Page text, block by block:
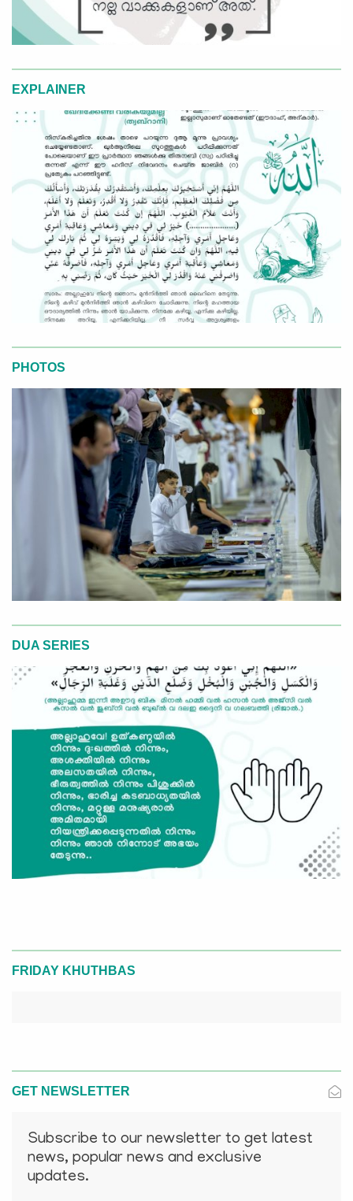
EXPLAINER
PHOTOS
DUA SERIES
FRIDAY KHUTHBAS
GET NEWSLETTER
Subscribe to our newsletter to get latest
news, popular news and exclusive
updates.